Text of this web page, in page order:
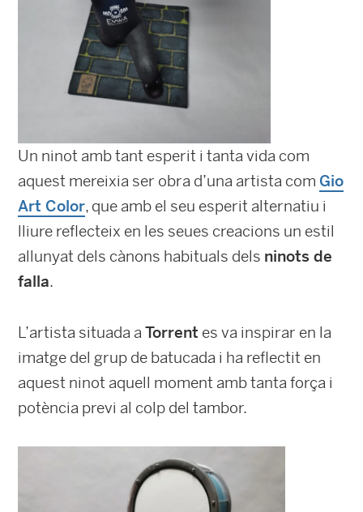
Un ninot amb tant esperit i tanta vida com
aquest mereixia ser obra d’una artista com Gio
Art Color, que amb el seu esperit alternatiu i
lliure reflecteix en les seues creacions un estil
allunyat dels cànons habituals dels ninots de
falla.
L’artista situada aTorrent es va inspirar en la
imatge del grup de batucada i ha reflectit en
aquest ninot aquell moment amb tanta força i
potència previ al colp del tambor.